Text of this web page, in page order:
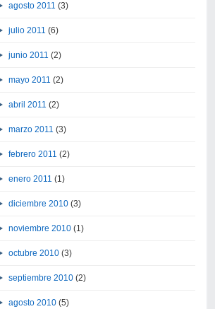
agosto 2011 (3)
julio 2011 (6)
junio 2011 (2)
mayo 2011 (2)
abril 2011 (2)
marzo 2011 (3)
febrero 2011 (2)
enero 2011 (1)
diciembre 2010(3)
noviembre 2010(1)
octubre 2010(3)
septiembre 2010(2)
agosto 2010(5)